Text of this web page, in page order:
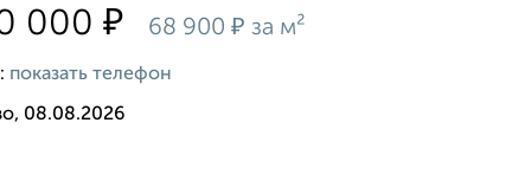
000₽ 68 900₽ за м²
показать телефон
08.08.2026